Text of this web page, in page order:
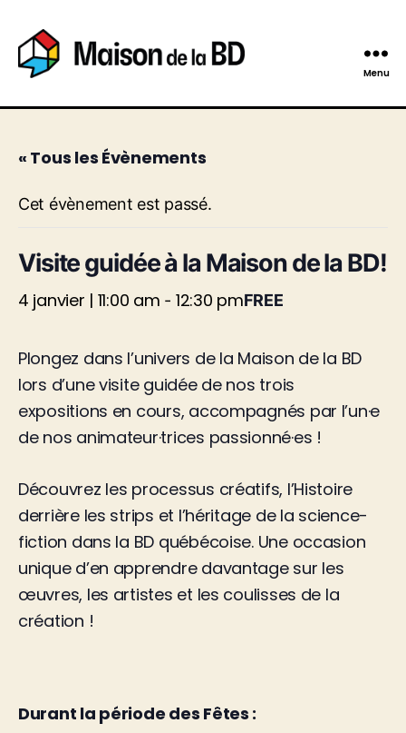
de
Menu
« Tous les Évènements
Cet évènement est passé.
Visite guidée à la Maison de la BD!
4 janvier | 11:00 am - 12:30 pmFREE
Plongez dans l’univers de la Maison de la BD
lors d’une visite guidée de nos trois
expositions en cours, accompagnés par l’un·e
de nos animateur·trices passionné·es !
Découvrez les processus créatifs, l’Histoire
derrière les strips et l’héritage de la science-
fiction dans la BD québécoise. Une occasion
unique d’en apprendre davantage sur les
œuvres, les artistes et les coulisses de la
création !
Durant la période des Fêtes :